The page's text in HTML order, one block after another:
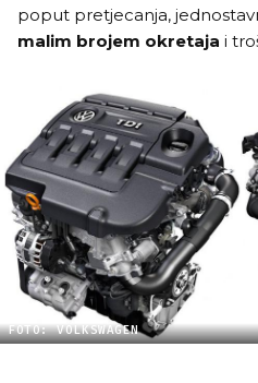
poput pretjecanja,
malim brojem okretaja i
FOTO: VOLKSWAGEN